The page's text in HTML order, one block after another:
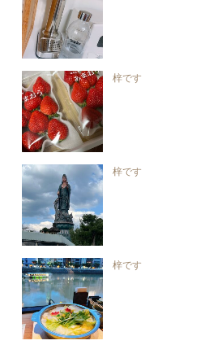
梓です
梓です
梓です